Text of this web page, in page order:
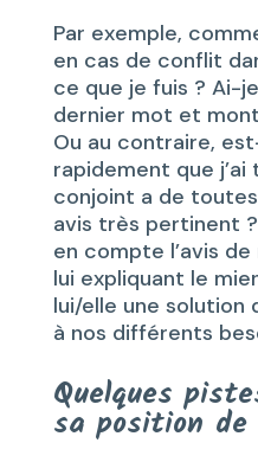
Par exemple,
en cas de conflit
ce que je fuis ? Ai-
dernier mot et
Ou au contraire,
rapidement que
conjoint a de
avis très pertinent
en compte l’avis
lui expliquant le
lui/elle une solution
à nos différents
Quelques
sa position de